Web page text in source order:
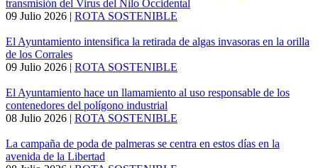
transmisión del Virus del Nilo Occidental
09 Julio 2026 | ROTA SOSTENIBLE
El Ayuntamiento intensifica la retirada de algas invasoras en la orilla
de los Corrales
09 Julio 2026 | ROTA SOSTENIBLE
El Ayuntamiento hace un llamamiento al uso responsable de los
contenedores del polígono industrial
08 Julio 2026 | ROTA SOSTENIBLE
La campaña de poda de palmeras se centra en estos días en la
avenida de la Libertad